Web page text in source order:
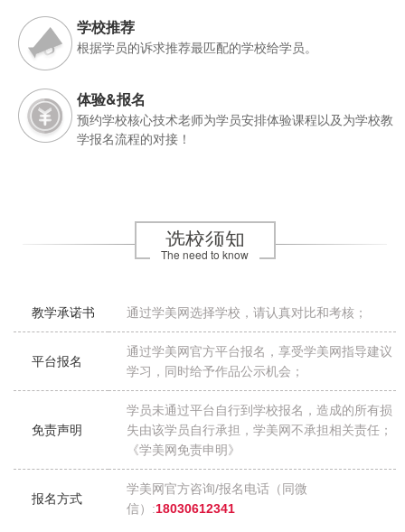
学校推荐
根据学员的诉求推荐最匹配的学校给学员。
体验&报名
预约学校核心技术老师为学员安排体验课程以及为学校教
学报名流程的对接！
选校须知
The need to know
教学承诺书 通过学美网选择学校，请认真对比和考核；
平台报名
通过学美网官方平台报名，享受学美网指导建议
学习，同时给予作品公示机会；
免责声明
学员未通过平台自行到学校报名，造成的所有损
失由该学员自行承担，学美网不承担相关责任；
《学美网免责申明》
报名方式
学美网官方咨询/报名电话（同微
信）:18030612341